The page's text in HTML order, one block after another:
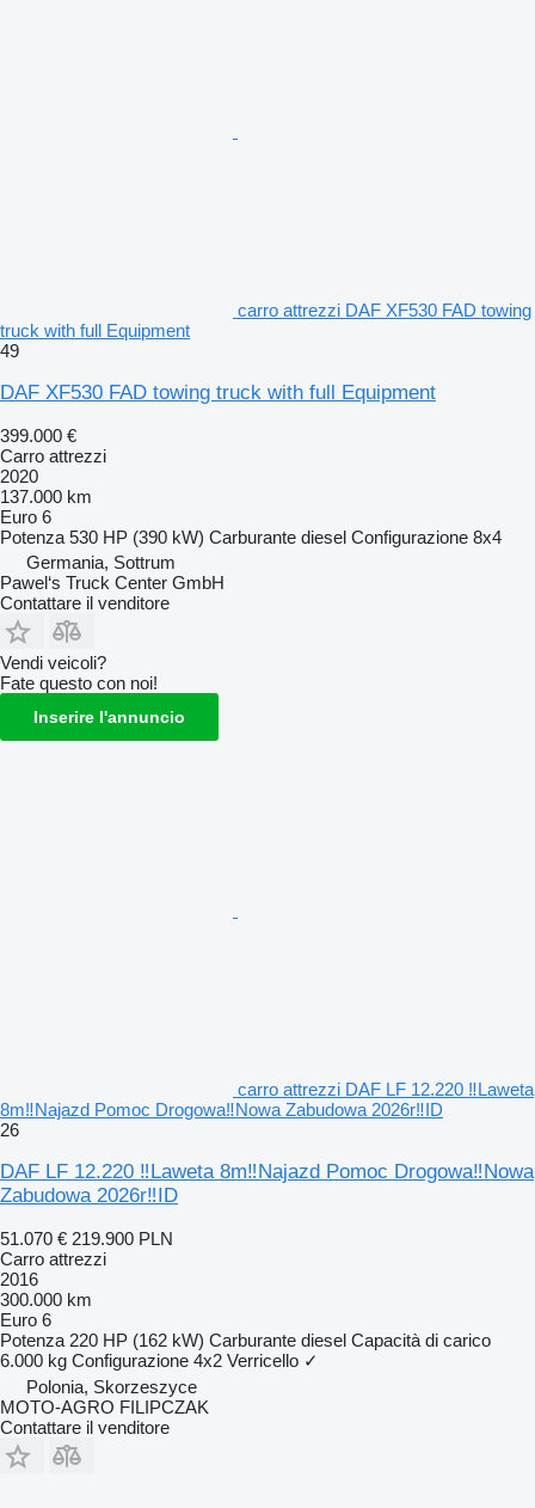
carro attrezzi DAF XF530 FAD towing
truck with full Equipment
49
DAF XF530 FAD towing truck with full Equipment
399.000 €
Carro attrezzi
2020
137.000 km
Euro 6
Potenza 530 HP (390 kW) Carburante diesel Configurazione 8x4
Germania, Sottrum
Pawel‘s Truck Center GmbH
Contattare il venditore
Vendi veicoli?
Fate questo con noi!
Inserire l'annuncio
carro attrezzi DAF LF 12.220 ‼Laweta
8m‼Najazd Pomoc Drogowa‼Nowa Zabudowa 2026r‼ID
26
DAF LF 12.220 ‼Laweta 8m‼Najazd Pomoc Drogowa‼Nowa
Zabudowa 2026r‼ID
51.070 € 219.900 PLN
Carro attrezzi
2016
300.000 km
Euro 6
Potenza 220 HP (162 kW) Carburante diesel Capacità di carico
6.000 kg Configurazione 4x2 Verricello ✓
Polonia, Skorzeszyce
MOTO-AGRO FILIPCZAK
Contattare il venditore